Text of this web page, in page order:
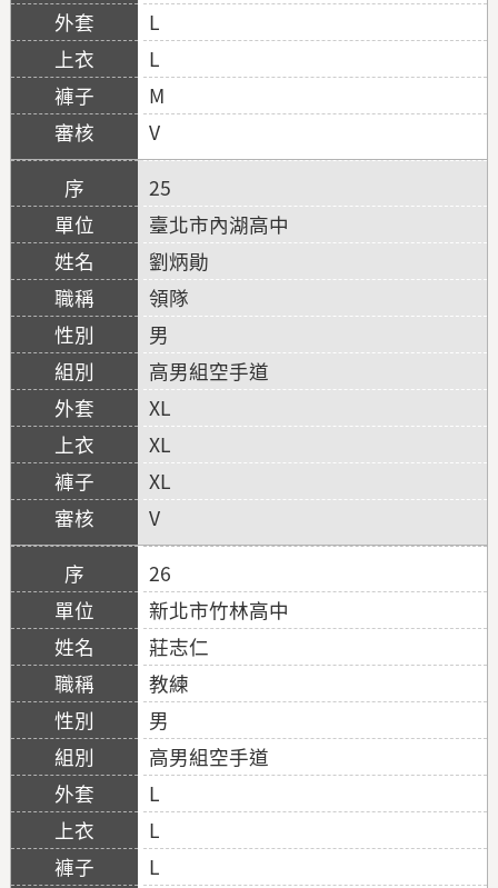
L
L
M
V
25
臺北市內湖高中
劉炳勛
領隊
男
高男組空手道
XL
XL
XL
V
26
新北市竹林高中
莊志仁
教練
男
高男組空手道
L
L
L